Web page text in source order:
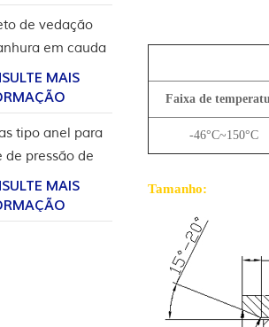
Faixa de
-46°C~150°C
Tamanho:
de vedação
em cauda
para
de
de poço
MAIS
tipo anel para
de pressão de
MAIS